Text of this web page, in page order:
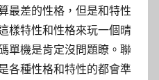
最差的性格，但是和特性
樣特性和性格來玩一個晴
單機是肯定沒問題瞭。聯
各種性格和特性的都會準